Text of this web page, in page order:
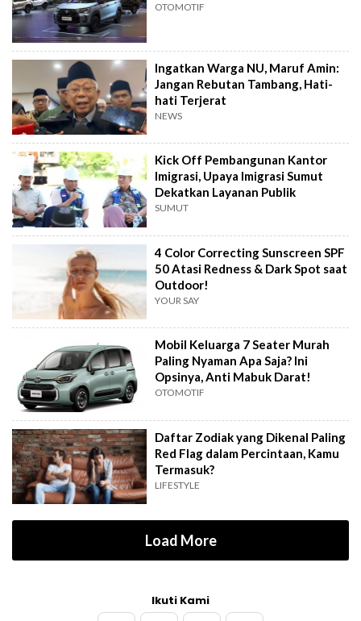
OTOMOTIF
Ingatkan Warga NU, Maruf Amin:
Jangan Rebutan Tambang, Hati-
hati Terjerat
NEWS
Kick Off Pembangunan Kantor
Imigrasi, Upaya Imigrasi Sumut
Dekatkan Layanan Publik
SUMUT
4 Color Correcting Sunscreen SPF
50 Atasi Redness & Dark Spot saat
Outdoor!
YOUR SAY
Mobil Keluarga 7 Seater Murah
Paling Nyaman Apa Saja? Ini
Opsinya, Anti Mabuk Darat!
OTOMOTIF
Daftar Zodiak yang Dikenal Paling
Red Flag dalam Percintaan, Kamu
Termasuk?
LIFESTYLE
Load More
Ikuti Kami